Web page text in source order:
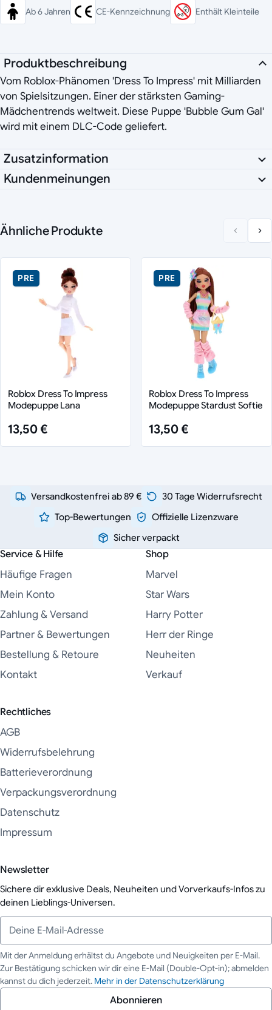
Ab 6 Jahren CE-Kennzeichnung Enthält Kleinteile
Produktbeschreibung
Vom Roblox-Phänomen 'Dress To Impress' mit Milliarden
von Spielsitzungen. Einer der stärksten Gaming-
Mädchentrends weltweit. Diese Puppe 'Bubble Gum Gal'
wird mit einem DLC-Code geliefert.
Zusatzinformation
Kundenmeinungen
Ähnliche Produkte
PRE
Roblox Dress To Impress
Modepuppe Lana
13,50 €
PRE
Roblox Dress To Impress
Modepuppe Stardust Softie
13,50 €
Versandkostenfrei ab 89 €
30 Tage Widerrufsrecht
Top-Bewertungen
Offizielle Lizenzware
Sicher verpackt
Service & Hilfe
Häufige Fragen
Mein Konto
Zahlung & Versand
Partner & Bewertungen
Bestellung & Retoure
Kontakt
Shop
Marvel
Star Wars
Harry Potter
Herr der Ringe
Neuheiten
Verkauf
Rechtliches
AGB
Widerrufsbelehrung
Batterieverordnung
Verpackungsverordnung
Datenschutz
Impressum
Newsletter
Sichere dir exklusive Deals, Neuheiten und Vorverkaufs-Infos zu
deinen Lieblings-Universen.
Deine E-Mail-Adresse
Mit der Anmeldung erhältst du Angebote und Neuigkeiten per E-Mail.
Zur Bestätigung schicken wir dir eine E-Mail (Double-Opt-in); abmelden
kannst du dich jederzeit. Mehr in der Datenschutzerklärung
Abonnieren